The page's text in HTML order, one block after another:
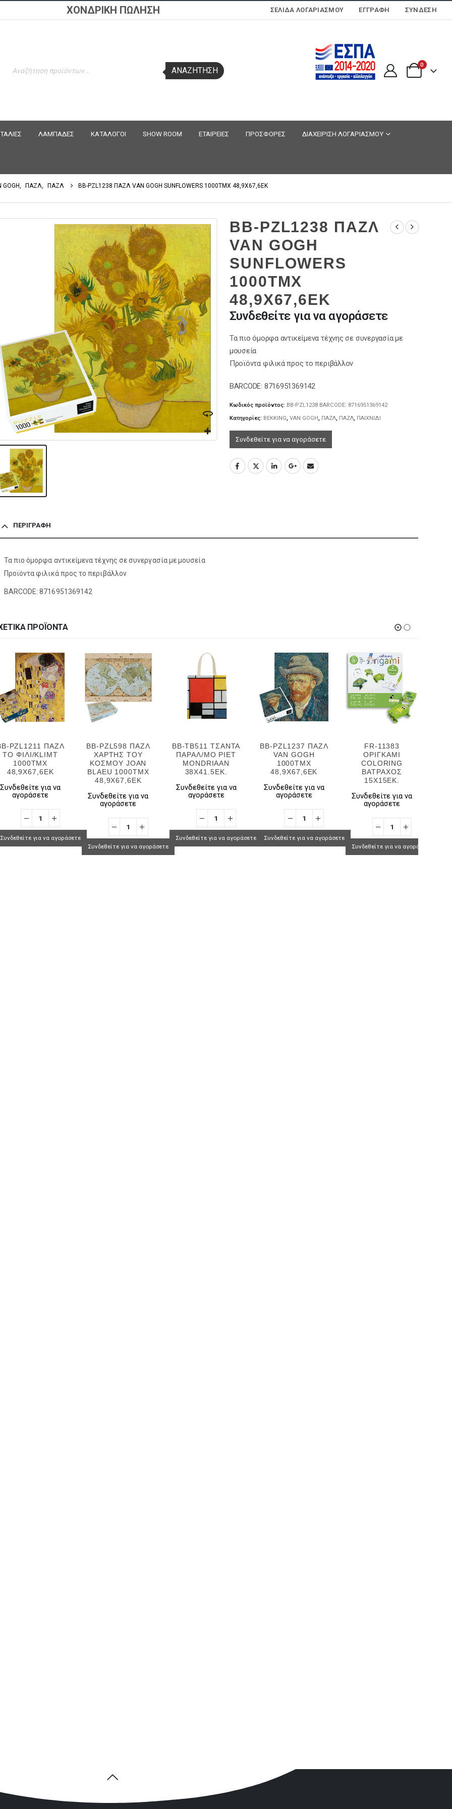
ΧΟΝΔΡΙΚΗ ΠΩΛΗΣΗ ΣΕΛΊΔΑ ΛΟΓΑΡΙΑΣΜΟΎ ΕΓΓΡΑΦΗ ΣΎΝΔΕΣΗ
search
ΑΝΑΖΉΤΗΣΗ
0
ΛΑΜΠΑΔΕΣ ΚΑΤΑΛΟΓΟΙ SHOW ROOM ΕΤΑΙΡΕΙΕΣ ΠΡΟΣΦΟΡΕΣ ΔΙΑΧΕΙΡΙΣΗ ΛΟΓΑΡΙΑΣΜΟΥ
GOGH, ΠΑΖΛ, ΠΑΖΛ BB-PZL1238 ΠΑΖΛ VAN GOGH SUNFLOWERS 1000TMX 48,9Χ67,6ΕΚ
BB-PZL1238 ΠΑΖΛ
VAN GOGH
SUNFLOWERS
1000TMX
48,9Χ67,6ΕΚ
Συνδεθείτε για να αγοράσετε
Τα πιο όμορφα αντικείμενα τέχνης σε συνεργασία με
μουσεία
Προϊόντα φιλικά προς το περιβάλλον
BARCODE: 8716951369142
Κωδικός προϊόντος: BB-PZL1238 BARCODE: 8716951369142
Κατηγορίες: BEKKING VAN GOGH ΠΑΖΛ, ΠΑΖΛ, ΠΑΙΧΝΙΔΙ
Συνδεθείτε για να αγοράσετε
ΠΕΡΙΓΡΑΦΉ
Τα πιο όμορφα αντικείμενα τέχνης σε συνεργασία με μουσεία
Προϊόντα φιλικά προς το περιβάλλον
BARCODE: 8716951369142
ΠΡΟΪΌΝΤΑ
PZL1211 ΠΑΖΛ
ΤΟ ΦΙΛI/KLIMT
1000TMX
48,9Χ67,6ΕΚ
Συνδεθείτε για να
αγοράσετε
Συνδεθείτε για να αγοράσετε
BB-PZL598 ΠΑΖΛ
ΧΑΡΤΗΣ ΤΟΥ
ΚΟΣΜΟΥ JOAN
BLAEU 1000TMX
48,9Χ67,6ΕΚ
Συνδεθείτε για να
αγοράσετε
Συνδεθείτε για να αγοράσετε
BB-TB511 ΤΣΑΝΤΑ
ΠΑΡΑΛ/ΜΟ PIET
MONDRIAAN
38Χ41.5ΕΚ.
Συνδεθείτε για να
αγοράσετε
Συνδεθείτε για να αγοράσετε
BB-PZL1237 ΠΑΖΛ
VAN GOGH
1000TMX
48,9Χ67,6ΕΚ
Συνδεθείτε για να
αγοράσετε
Συνδεθείτε για να αγοράσετε
FR-11383
ΟΡΙΓΚΑΜΙ
COLORING
ΒΑΤΡΑΧΟΣ
15X15EK.
Συνδεθείτε για να
αγοράσετε
Συνδεθείτε για να αγοράσετε